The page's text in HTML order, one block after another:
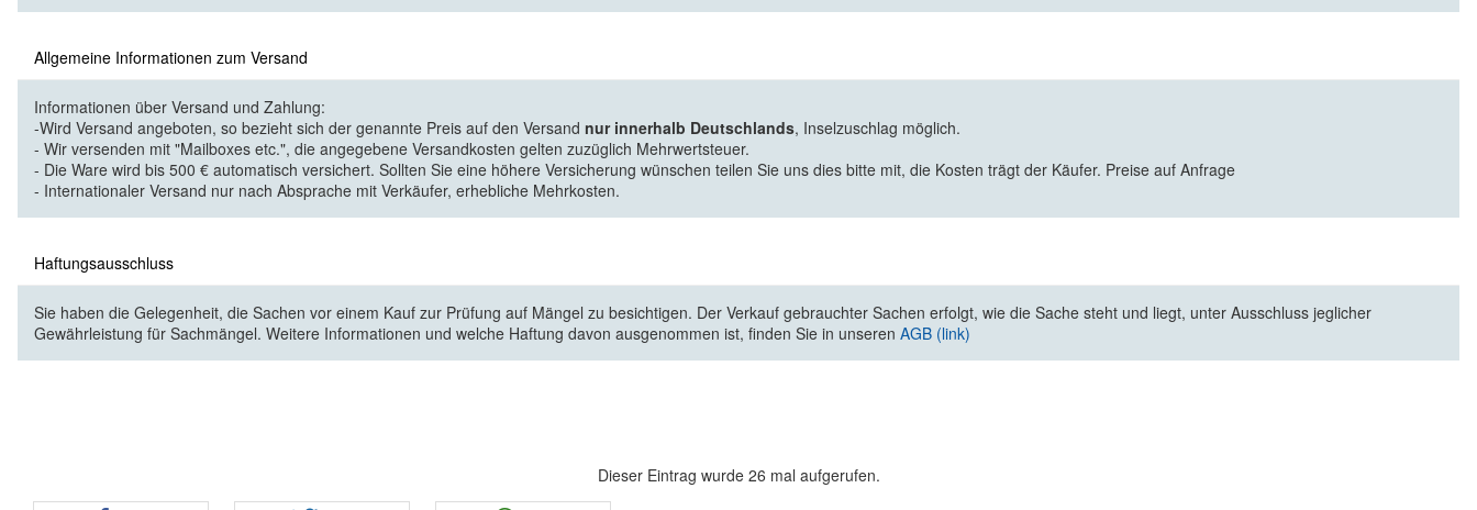
Allgemeine Informationen zum Versand
Informationen über Versand und Zahlung:
-Wird Versand angeboten, so bezieht sich der genannte Preis auf den Versand nur innerhalb Deutschlands, Inselzuschlag möglich.
- Wir versenden mit "Mailboxes etc.", die angegebene Versandkosten gelten zuzüglich Mehrwertsteuer.
- Die Ware wird bis 500 € automatisch versichert. Sollten Sie eine höhere Versicherung wünschen teilen Sie uns dies bitte mit, die Kosten trägt der Käufer. Preise auf Anfrage
- Internationaler Versand nur nach Absprache mit Verkäufer, erhebliche Mehrkosten.
Haftungsausschluss
Sie haben die Gelegenheit, die Sachen vor einem Kauf zur Prüfung auf Mängel zu besichtigen. Der Verkauf gebrauchter Sachen erfolgt, wie die Sache steht und liegt, unter Ausschluss jeglicher
Gewährleistung für Sachmängel. Weitere Informationen und welche Haftung davon ausgenommen ist, finden Sie in unseren AGB (link)
Dieser Eintrag wurde 26 mal aufgerufen.